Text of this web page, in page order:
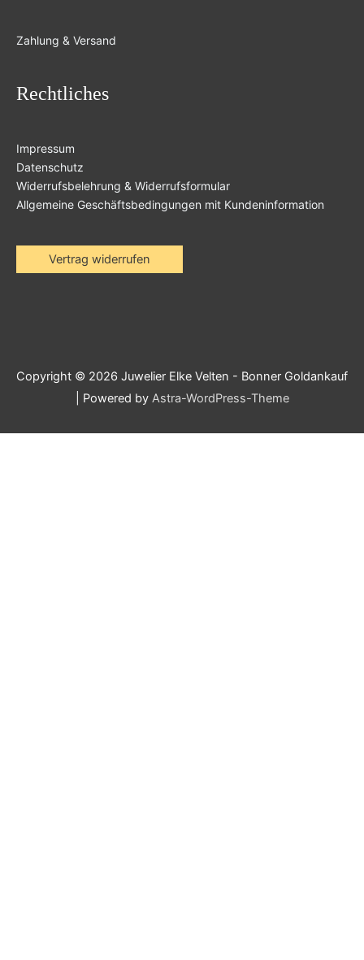
Zahlung & Versand
Rechtliches
Impressum
Datenschutz
Widerrufsbelehrung & Widerrufsformular
Allgemeine Geschäftsbedingungen mit Kundeninformation
Vertrag widerrufen
Copyright © 2026 Juwelier Elke Velten - Bonner Goldankauf
| Powered by Astra-WordPress-Theme